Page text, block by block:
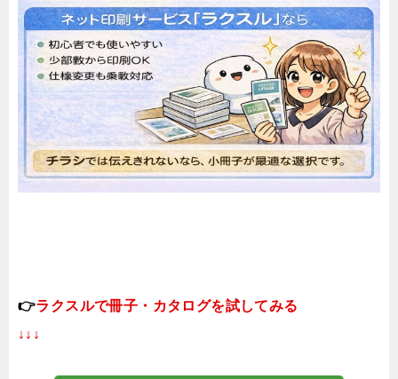
👉ラクスルで冊子・カタログを試してみる
↓↓↓